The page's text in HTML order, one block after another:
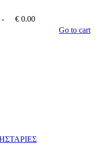
-
€ 0.00
Go to cart